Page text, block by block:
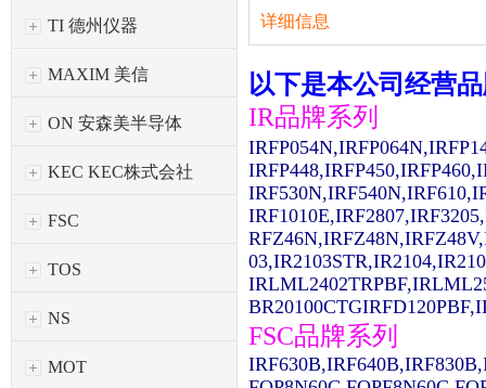
TI 德州仪器
MAXIM 美信
ON 安森美半导体
KEC KEC株式会社
FSC
TOS
NS
MOT
详细信息
以下是本公司经营
IR品牌系列
FSC品牌系列